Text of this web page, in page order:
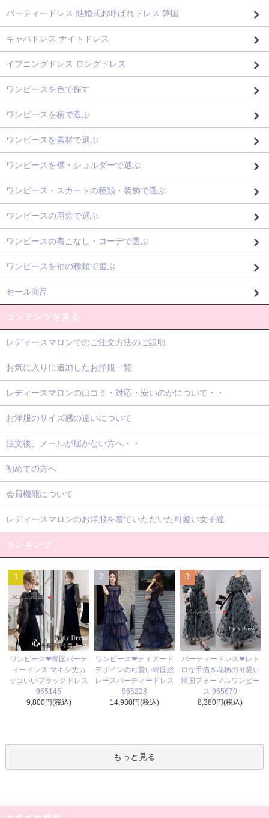
パーティードレス 結婚式お呼ばれドレス 韓国
キャバドレス ナイトドレス
イブニングドレス ロングドレス
ワンピースを色で探す
ワンピースを柄で選ぶ
ワンピースを素材で選ぶ
ワンピースを襟・ショルダーで選ぶ
ワンピース・スカートの種類・装飾で選ぶ
ワンピースの用途で選ぶ
ワンピースの着こなし・コーデで選ぶ
ワンピースを袖の種類で選ぶ
セール商品
コンテンツを見る
レディースマロンでのご注文方法のご説明
お気に入りに追加したお洋服一覧
レディースマロンの口コミ・対応・安いのかについて・・
お洋服のサイズ感の違いについて
注文後、メールが届かない方へ・・
初めての方へ
会員機能について
レディースマロンのお洋服を着ていただいた可愛い女子達
ランキング
1
ワンピース❤韓国パーテ
ィードレス マキシ丈カ
ッコいいブラックドレス
965145
9,800円(税込)
2
ワンピース❤ティアード
デザインの可愛い韓国総
レースパーティードレス
965228
14,980円(税込)
3
パーティードレス❤レト
ロな手描き花柄の可愛い
韓国フォーマルワンピー
ス 965670
8,380円(税込)
もっと見る